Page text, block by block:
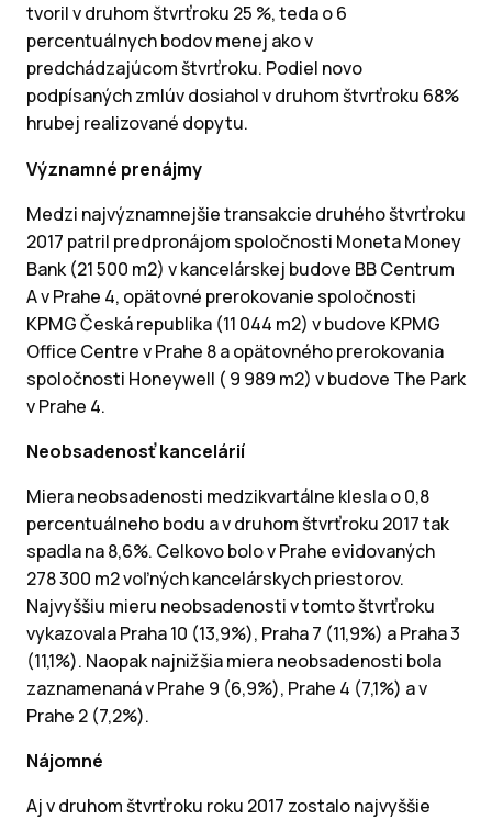
tvoril v druhom štvrťroku 25 %, teda o 6
percentuálnych bodov menej ako v
predchádzajúcom štvrťroku. Podiel novo
podpísaných zmlúv dosiahol v druhom štvrťroku 68%
hrubej realizované dopytu.
Významné prenájmy
Medzi najvýznamnejšie transakcie druhého štvrťroku
2017 patril predpronájom spoločnosti Moneta Money
Bank (21 500 m2) v kancelárskej budove BB Centrum
A v Prahe 4, opätovné prerokovanie spoločnosti
KPMG Česká republika (11 044 m2) v budove KPMG
Office Centre v Prahe 8 a opätovného prerokovania
spoločnosti Honeywell ( 9 989 m2) v budove The Park
v Prahe 4.
Neobsadenosť kancelárií
Miera neobsadenosti medzikvartálne klesla o 0,8
percentuálneho bodu a v druhom štvrťroku 2017 tak
spadla na 8,6%. Celkovo bolo v Prahe evidovaných
278 300 m2 voľných kancelárskych priestorov.
Najvyššiu mieru neobsadenosti v tomto štvrťroku
vykazovala Praha 10 (13,9%), Praha 7 (11,9%) a Praha 3
(11,1%). Naopak najnižšia miera neobsadenosti bola
zaznamenaná v Prahe 9 (6,9%), Prahe 4 (7,1%) a v
Prahe 2 (7,2%).
Nájomné
Aj v druhom štvrťroku roku 2017 zostalo najvyššie